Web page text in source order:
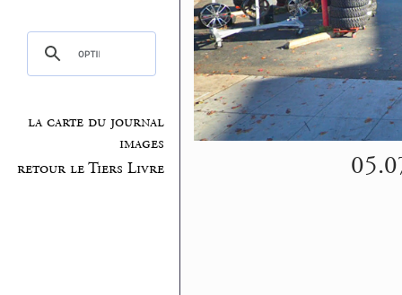
la carte du journal
images
retour le Tiers Livre